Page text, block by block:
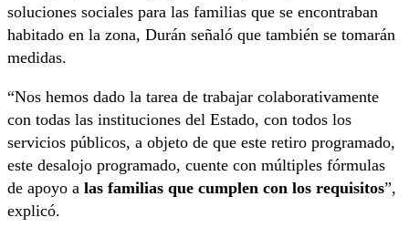
soluciones sociales para las familias que se encontraban
habitado en la zona, Durán señaló que también se tomarán
medidas.
“Nos hemos dado la tarea de trabajar colaborativamente
con todas las instituciones del Estado, con todos los
servicios públicos, a objeto de que este retiro programado,
este desalojo programado, cuente con múltiples fórmulas
de apoyo a las familias que cumplen con los requisitos”,
explicó.